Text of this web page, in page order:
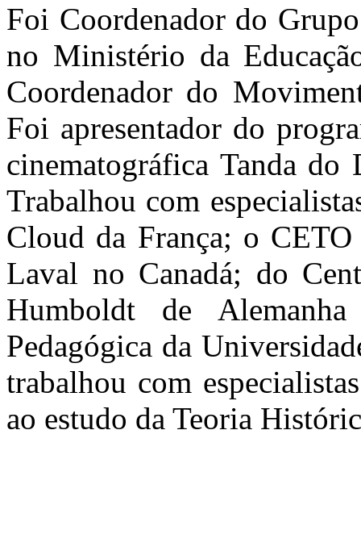
Foi Coordenador do
no Ministério da
Coordenador do
Foi apresentador do
cinematográfica Tanda do
Trabalhou com
Cloud da França; o
Laval no Canadá; do
Humboldt de
Pedagógica da
trabalhou com
ao estudo da Teoria